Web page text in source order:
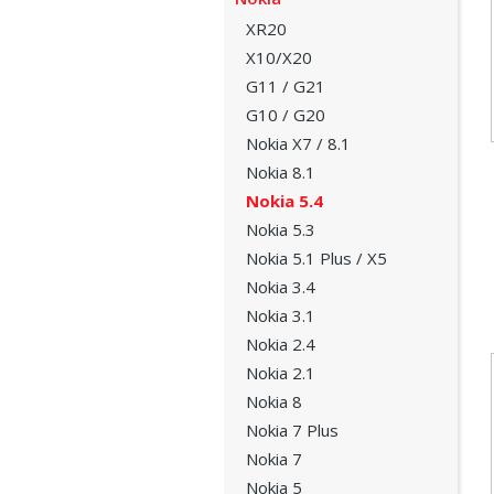
XR20
X10/X20
G11 / G21
G10 / G20
Nokia X7 / 8.1
Nokia 8.1
Nokia 5.4
Nokia 5.3
Nokia 5.1 Plus / X5
Nokia 3.4
Nokia 3.1
Nokia 2.4
Nokia 2.1
Nokia 8
Nokia 7 Plus
Nokia 7
Nokia 5